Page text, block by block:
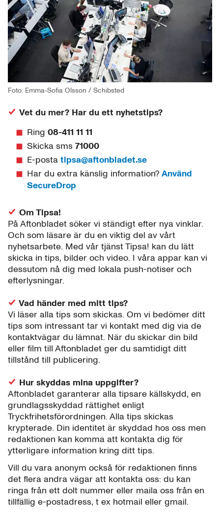
Foto: Emma-Sofia Olsson / Schibsted
Vet du mer? Har du ett nyhetstips?
Ring 08-411 11 11
Skicka sms 71000
E-posta tipsa@aftonbladet.se
Har du extra känslig information? Använd
SecureDrop
Om Tipsa!
På Aftonbladet söker vi ständigt efter nya vinklar.
Och som läsare är du en viktig del av vårt
nyhetsarbete. Med vår tjänst Tipsa! kan du lätt
skicka in tips, bilder och video. I våra appar kan vi
dessutom nå dig med lokala push-notiser och
efterlysningar.
Vad händer med mitt tips?
Vi läser alla tips som skickas. Om vi bedömer ditt
tips som intressant tar vi kontakt med dig via de
kontaktvägar du lämnat. När du skickar din bild
eller film till Aftonbladet ger du samtidigt ditt
tillstånd till publicering.
Hur skyddas mina uppgifter?
Aftonbladet garanterar alla tipsare källskydd, en
grundlagsskyddad rättighet enligt
Tryckfrihetsförordningen. Alla tips skickas
krypterade. Din identitet är skyddad hos oss men
redaktionen kan komma att kontakta dig för
ytterligare information kring ditt tips.
Vill du vara anonym också för redaktionen finns
det flera andra vägar att kontakta oss: du kan
ringa från ett dolt nummer eller maila oss från en
tillfällig e-postadress, t ex hotmail eller gmail.